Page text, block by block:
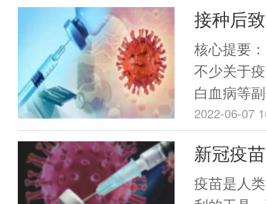
月30日美
商继续改
分考虑
性。已成
BA.4/5的
对目前的
疫苗）远
忧？
接种后
文讲清
伪
核心提要
不少关于
白血病等
国疾控中
庆回应表
的一些病
范流程，
2022-06-07
新冠疫
据 但疫
疫苗是人